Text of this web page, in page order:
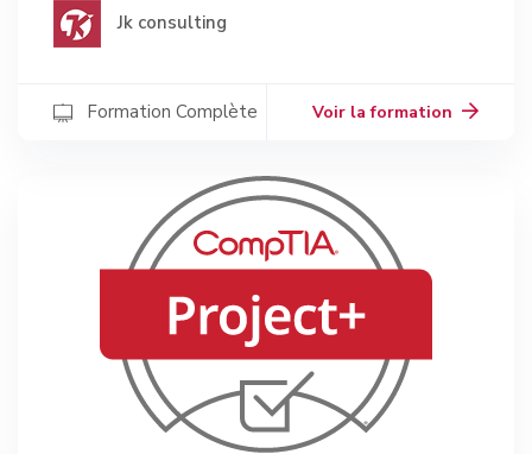
Jk consulting
Formation Complète Voir la formation